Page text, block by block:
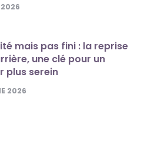
2026
mais pas fini : la reprise
une clé pour un
plus serein
2026